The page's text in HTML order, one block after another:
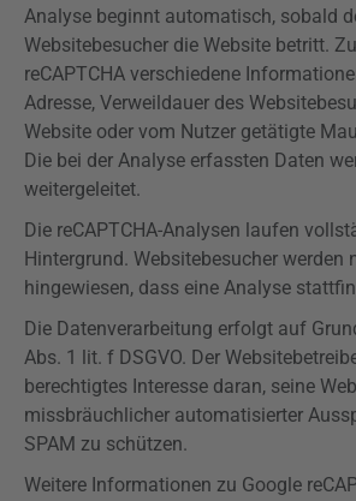
Analyse beginnt automatisch, sobald
Websitebesucher die Website betritt.
reCAPTCHA verschiedene
Adresse, Verweildauer des
Website oder vom Nutzer getätigte
Die bei der Analyse erfassten Daten
weitergeleitet.
Die reCAPTCHA-Analysen laufen
Hintergrund. Websitebesucher werden
hingewiesen, dass eine Analyse
Die Datenverarbeitung erfolgt auf
Abs. 1 lit. f DSGVO. Der
berechtigtes Interesse daran, seine
missbräuchlicher automatisierter
SPAM zu schützen.
Weitere Informationen zu Google